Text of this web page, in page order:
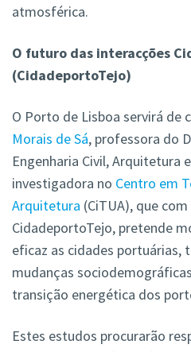
atmosférica.
O futuro das interacções
(CidadeportoTejo)
O Porto de Lisboa servirá de
Morais de Sá, professora do
Engenharia Civil, Arquitetura
investigadora no Centro em
Arquitetura (CiTUA), que
CidadeportoTejo, pretende
eficaz as cidades portuárias,
mudanças
transição energética dos
Estes estudos procurarão